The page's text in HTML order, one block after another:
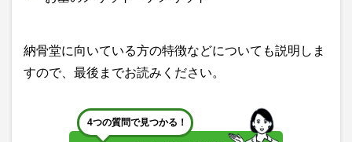
納骨堂に向いている方の特徴などについても説明しま
すので、最後までお読みください。
4つの質問で見つかる！